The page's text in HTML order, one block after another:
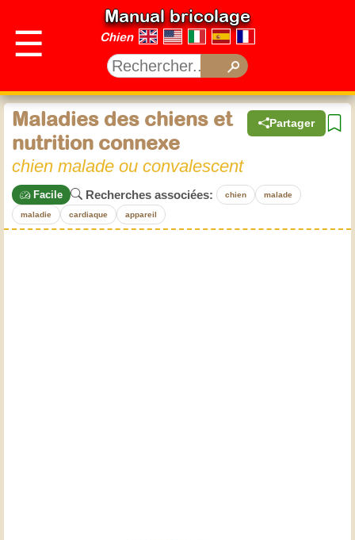
☰
Manual bricolage
Chien
Partager
Maladies des chiens et
nutrition connexe
chien malade ou convalescent
Facile Recherches associées: chien malade
maladie cardiaque appareil